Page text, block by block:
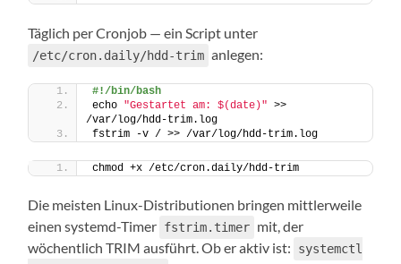
Täglich per Cronjob — ein Script unter
/etc/cron.daily/hdd-trim anlegen:
#!/bin/bash
echo "Gestartet am: $(date)" >>
/var/log/hdd-trim.log
fstrim -v / >> /var/log/hdd-trim.log
chmod +x /etc/cron.daily/hdd-trim
Die meisten Linux-Distributionen bringen mittlerweile
einen systemd-Timer fstrim.timer mit, der
wöchentlich TRIM ausführt. Ob er aktiv ist:
systemctl